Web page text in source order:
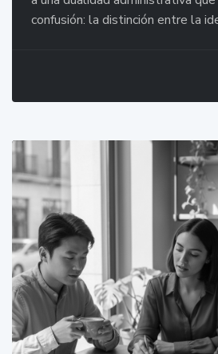
confusión: la distinción entre la